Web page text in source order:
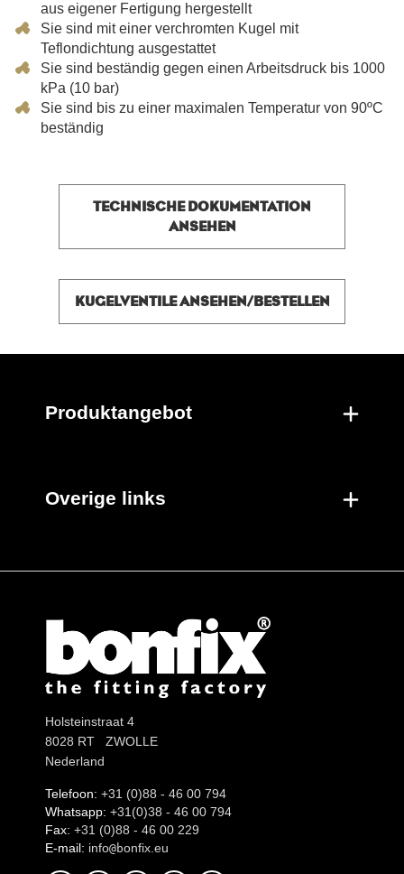
aus eigener Fertigung hergestellt
Sie sind mit einer verchromten Kugel mit
Teflondichtung ausgestattet
Sie sind beständig gegen einen Arbeitsdruck bis 1000
kPa (10 bar)
Sie sind bis zu einer maximalen Temperatur von 90ºC
beständig
TECHNISCHE DOKUMENTATION
ANSEHEN
KUGELVENTILE ANSEHEN/BESTELLEN
Produktangebot
Overige links
Holsteinstraat 4
8028 RT ZWOLLE
Nederland
Telefoon: +31 (0)88 - 46 00 794
Whatsapp: +31(0)38 - 46 00 794
Fax: +31 (0)88 - 46 00 229
E-mail: info@bonfix.eu